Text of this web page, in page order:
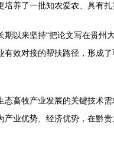
养了一批知农爱农、具有
以来坚持“把论文写在贵
效对接的帮扶路径，形成
畜牧产业发展的关键技术
业优势、经济优势，在黔